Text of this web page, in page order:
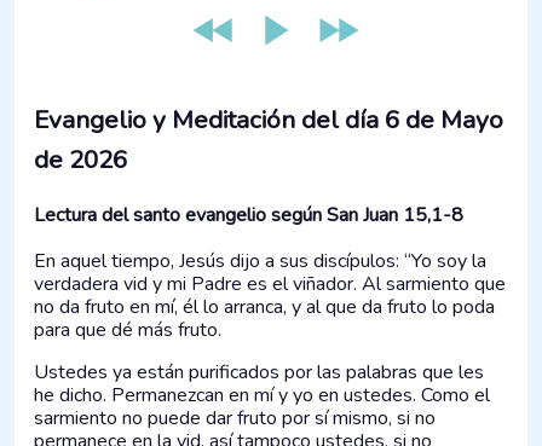
Evangelio y Meditación del día 6 de Mayo
de 2026
Lectura del santo evangelio según San Juan 15,1-8
En aquel tiempo, Jesús dijo a sus discípulos: “Yo soy la
verdadera vid y mi Padre es el viñador. Al sarmiento que
no da fruto en mí, él lo arranca, y al que da fruto lo poda
para que dé más fruto.
Ustedes ya están purificados por las palabras que les
he dicho. Permanezcan en mí y yo en ustedes. Como el
sarmiento no puede dar fruto por sí mismo, si no